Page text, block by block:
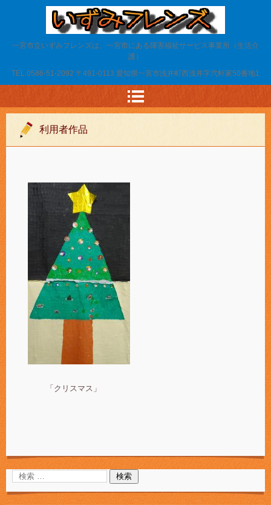
いずみフレンズ
一宮市立いずみフレンズは、一宮市にある障害福祉サービス事業所（生活介
護）
TEL.0586-51-2092 〒491-0113 愛知県一宮市浅井町西浅井字弐軒家50番地1
利用者作品
「クリスマス」